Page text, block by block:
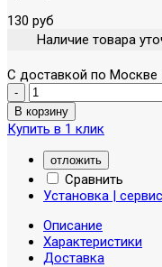
130 руб
Наличие товара
С доставкой по Москве
Купить в 1 клик
отложить
Сравнить
Установка |
Описание
Характеристики
Доставка